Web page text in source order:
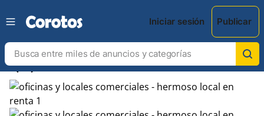
Iniciar sesión Publicar
chevron_leftchevron_right